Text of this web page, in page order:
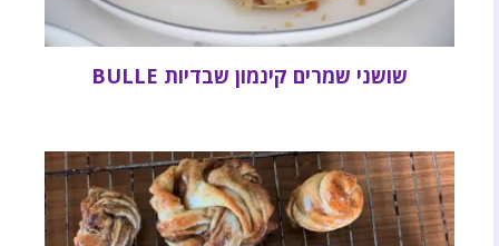
שושני שמרים קינמון שבדיות BULLE